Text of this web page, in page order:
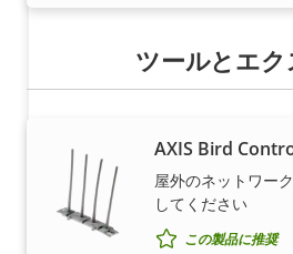
ツールとエク
AXIS Bird
屋外のネットワー
してください
この製品に推奨
パートナーになる
御社は、販売代理店、ディス
ステムインテグレーター、設